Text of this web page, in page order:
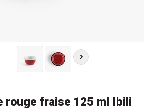
rouge fraise 125 ml Ibili